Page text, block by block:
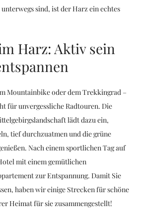
sind, ist der Harz ein echtes
Harz: Aktiv sein
Mountainbike oder dem Trekkingrad –
für unvergessliche Radtouren. Die
lädt dazu ein,
tief durchzuatmen und die grüne
Nach einem sportlichen Tag auf
mit einem gemütlichen
zur Entspannung. Damit Sie
haben wir einige Strecken für schöne
Heimat für sie zusammengestellt!